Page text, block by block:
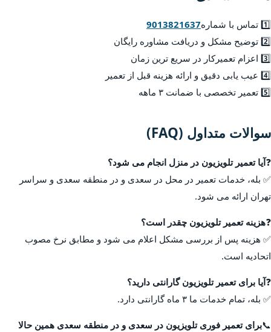
1️⃣ تماس با شماره
9013821637
2️⃣ توضیح مشکل و دریافت مشاوره رایگان
3️⃣ اعزام تعمیرکار در سریع ترین زمان
4️⃣ عیب یابی دقیق و ارائه هزینه قبل از تعمیر
5️⃣ تعمیر تخصصی با ضمانت ۳ ماهه
سوالات متداول (FAQ)
❓آیا تعمیر تلویزیون در منزل انجام می شود؟
✅ بله، خدمات تعمیر در محل در سعدی و در منطقه سعدی و سراسر
تهران ارائه می شود.
❓هزینه تعمیر تلویزیون چقدر است؟
✅ هزینه پس از بررسی مشکل اعلام می شود و مطابق نرخ مصوب
اتحادیه است.
❓آیا برای تعمیر تلویزیون گارانتی دارید؟
✅ بله، تمام خدمات ما ۳ ماه گارانتی دارد.
📞برای تعمیر فوری تلویزیون در سعدی و در منطقه سعدی همین حالا